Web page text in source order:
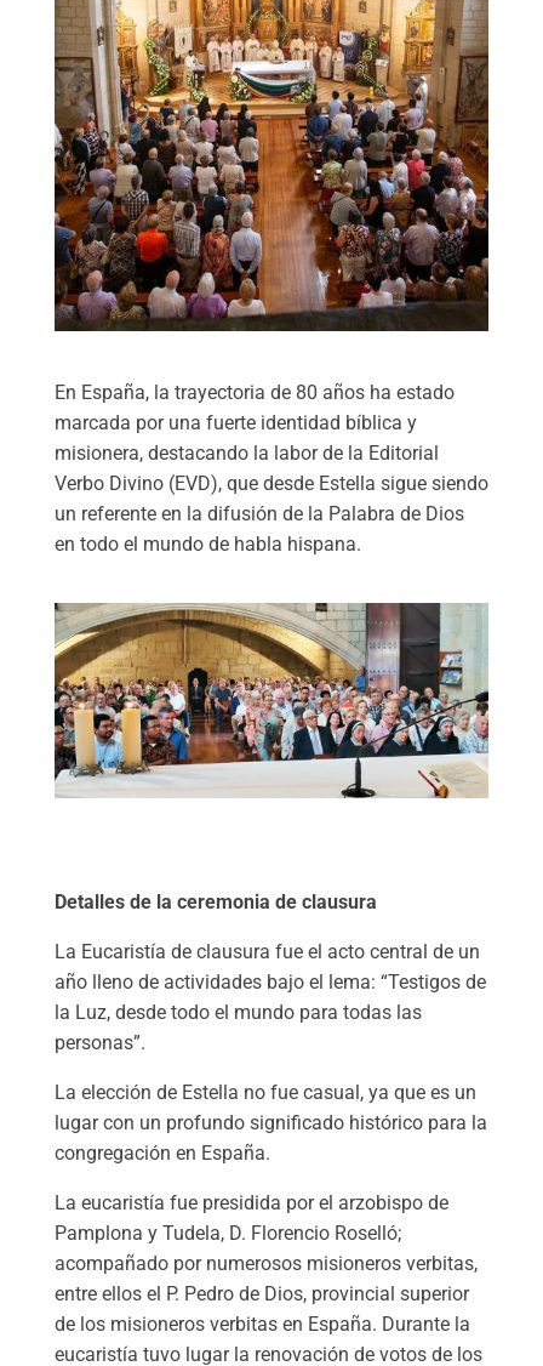
En España, la trayectoria de 80 años ha estado
marcada por una fuerte identidad bíblica y
misionera, destacando la labor de la Editorial
Verbo Divino (EVD), que desde Estella sigue siendo
un referente en la difusión de la Palabra de Dios
en todo el mundo de habla hispana.
Detalles de la ceremonia de clausura
La Eucaristía de clausura fue el acto central de un
año lleno de actividades bajo el lema: “Testigos de
la Luz, desde todo el mundo para todas las
personas”.
La elección de Estella no fue casual, ya que es un
lugar con un profundo significado histórico para la
congregación en España.
La eucaristía fue presidida por el arzobispo de
Pamplona y Tudela, D. Florencio Roselló;
acompañado por numerosos misioneros verbitas,
entre ellos el P. Pedro de Dios, provincial superior
de los misioneros verbitas en España. Durante la
eucaristía tuvo lugar la renovación de votos de los